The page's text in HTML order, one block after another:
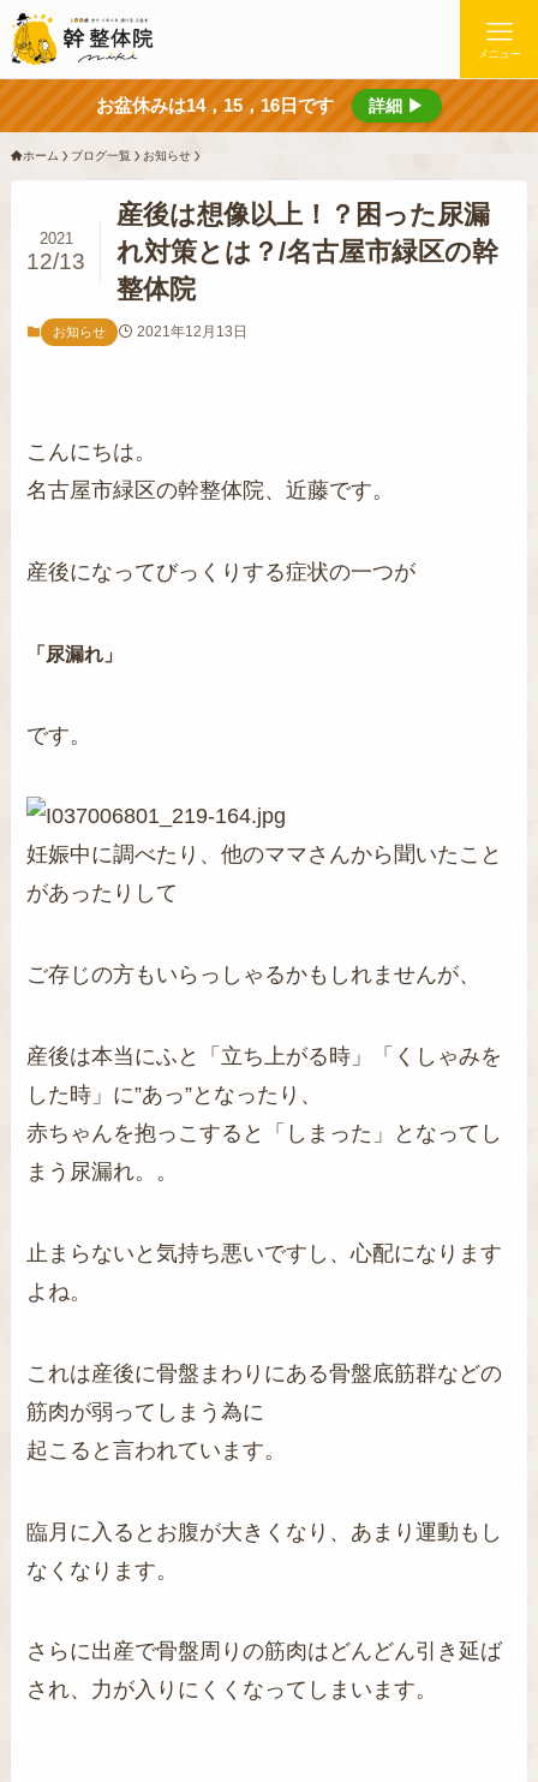
メニュー
お盆休みは14，15，16日です 詳細 ▶
ホーム ブログ一覧 お知らせ
産後は想像以上！？困った尿漏
れ対策とは？/名古屋市緑区の幹
整体院
2021
12/13
お知らせ 2021年12月13日
こんにちは。
名古屋市緑区の幹整体院、近藤です。
産後になってびっくりする症状の一つが
「尿漏れ」
です。
妊娠中に調べたり、他のママさんから聞いたこと
があったりして
ご存じの方もいらっしゃるかもしれませんが、
産後は本当にふと「立ち上がる時」「くしゃみを
した時」に”あっ”となったり、
赤ちゃんを抱っこすると「しまった」となってし
まう尿漏れ。。
止まらないと気持ち悪いですし、心配になります
よね。
これは産後に骨盤まわりにある骨盤底筋群などの
筋肉が弱ってしまう為に
起こると言われています。
臨月に入るとお腹が大きくなり、あまり運動もし
なくなります。
さらに出産で骨盤周りの筋肉はどんどん引き延ば
され、力が入りにくくなってしまいます。